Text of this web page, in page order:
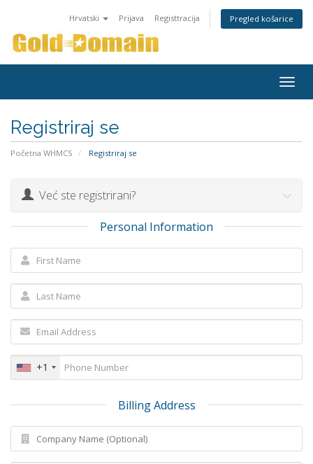
Hrvatski Prijava Registtracija Pregled košarice
Registriraj se
Početna WHMCS Registriraj se
Već ste registrirani?
Personal Information
+1
Billing Address